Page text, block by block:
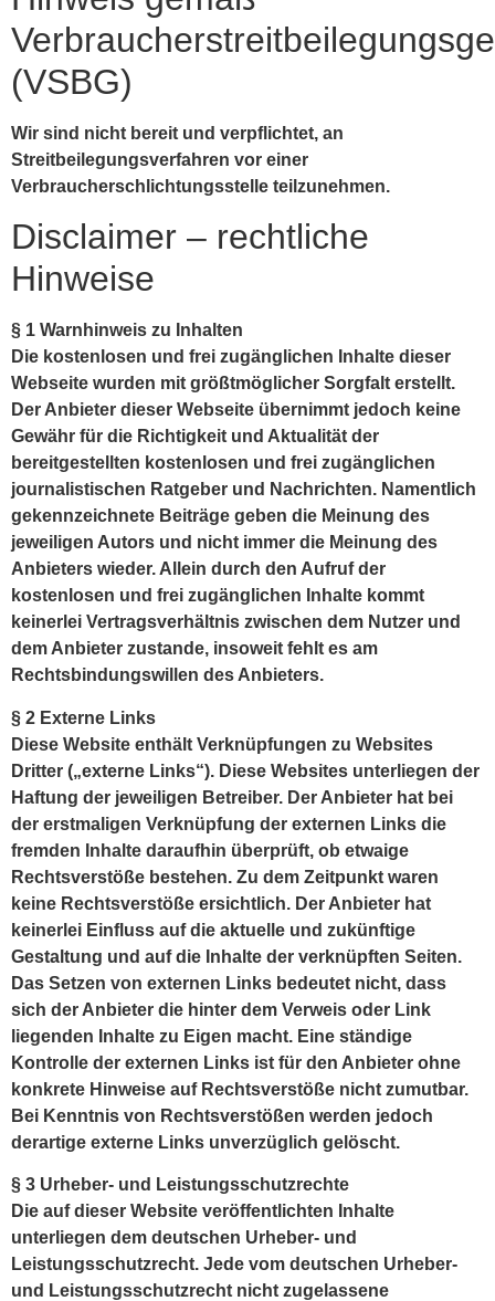
(VSBG)
Wir sind nicht bereit und verpflichtet, an
Streitbeilegungsverfahren vor einer
Verbraucherschlichtungsstelle teilzunehmen.
Disclaimer – rechtliche
Hinweise
§ 1 Warnhinweis zu Inhalten
Die kostenlosen und frei zugänglichen Inhalte dieser
Webseite wurden mit größtmöglicher Sorgfalt erstellt.
Der Anbieter dieser Webseite übernimmt jedoch keine
Gewähr für die Richtigkeit und Aktualität der
bereitgestellten kostenlosen und frei zugänglichen
journalistischen Ratgeber und Nachrichten. Namentlich
gekennzeichnete Beiträge geben die Meinung des
jeweiligen Autors und nicht immer die Meinung des
Anbieters wieder. Allein durch den Aufruf der
kostenlosen und frei zugänglichen Inhalte kommt
keinerlei Vertragsverhältnis zwischen dem Nutzer und
dem Anbieter zustande, insoweit fehlt es am
Rechtsbindungswillen des Anbieters.
§ 2 Externe Links
Diese Website enthält Verknüpfungen zu Websites
Dritter („externe Links“). Diese Websites unterliegen der
Haftung der jeweiligen Betreiber. Der Anbieter hat bei
der erstmaligen Verknüpfung der externen Links die
fremden Inhalte daraufhin überprüft, ob etwaige
Rechtsverstöße bestehen. Zu dem Zeitpunkt waren
keine Rechtsverstöße ersichtlich. Der Anbieter hat
keinerlei Einfluss auf die aktuelle und zukünftige
Gestaltung und auf die Inhalte der verknüpften Seiten.
Das Setzen von externen Links bedeutet nicht, dass
sich der Anbieter die hinter dem Verweis oder Link
liegenden Inhalte zu Eigen macht. Eine ständige
Kontrolle der externen Links ist für den Anbieter ohne
konkrete Hinweise auf Rechtsverstöße nicht zumutbar.
Bei Kenntnis von Rechtsverstößen werden jedoch
derartige externe Links unverzüglich gelöscht.
§ 3 Urheber- und Leistungsschutzrechte
Die auf dieser Website veröffentlichten Inhalte
unterliegen dem deutschen Urheber- und
Leistungsschutzrecht. Jede vom deutschen Urheber-
und Leistungsschutzrecht nicht zugelassene